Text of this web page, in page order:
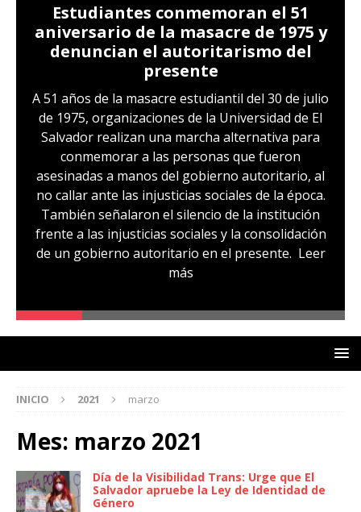
Estudiantes conmemoran el 51
aniversario de la masacre de 1975 y
denuncian el autoritarismo del
presente
A 51 años de la masacre estudiantil del 30 de julio
de 1975, organizaciones de la Universidad de El
Salvador realizan una marcha alternativa para
conmemorar a las personas que fueron
asesinadas a manos del gobierno autoritario, al
no callar ante las injusticias sociales de la época.
También señalaron el silencio de la institución
frente a las injusticias sociales y la consolidación
de un gobierno autoritario en el presente. Leer
más
INICIO 2021 marzo
Mes: marzo 2021
Día de la Visibilidad Trans: Urge que El
Salvador apruebe la Ley de Identidad de
Género